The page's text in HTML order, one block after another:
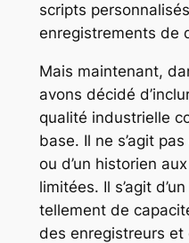
scripts
enregistrements de
Mais maintenant,
avons décidé
qualité industrielle
base. Il ne s’agit
ou d’un historien
limitées. Il s’agit
tellement de
des enregistreurs et